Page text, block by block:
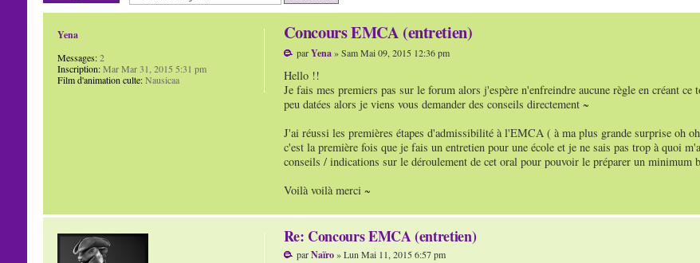
Concours EMCA (entretien)
parYena» Sam Mai 09, 2015 12:36 pm
Hello !!
Je fais mes premiers pas sur le forum alors j'espère n'enfreindre aucune règle en créant
peu datées alors je viens vous demander des conseils directement ~
J'ai réussi les premières étapes d'admissibilité à l'EMCA ( à ma plus grande surprise oh
c'est la première fois que je fais un entretien pour une école et je ne sais pas trop à quoi
conseils / indications sur le déroulement de cet oral pour pouvoir le préparer un minimum
Voilà voilà merci ~
Yena
Messages:2
Inscription:Mar Mar 31, 2015 5:31 pm
Film d'animation culte:Nausicaa
Re: Concours EMCA (entretien)
parNaïro» Lun Mai 11, 2015 6:57 pm